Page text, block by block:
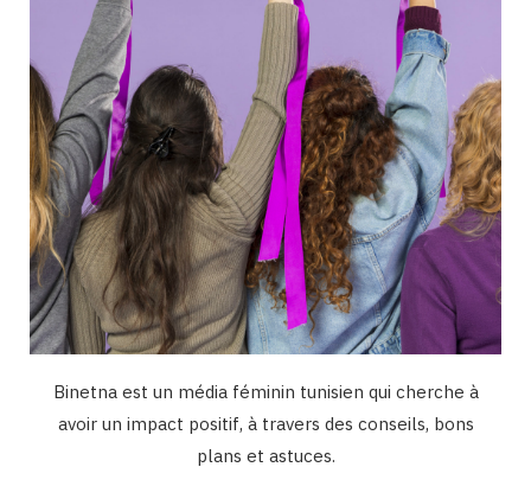
Binetna est un média féminin tunisien qui cherche à
avoir un impact positif, à travers des conseils, bons
plans et astuces.